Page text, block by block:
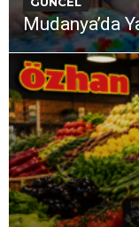
Mudanya’da